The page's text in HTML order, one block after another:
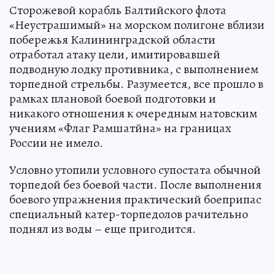
Сторожевой корабль Балтийского флота
«Неустрашимый» на морском полигоне вблизи
побережья Калининградской области
отработал атаку цели, имитировавшей
подводную лодку противника, с выполнением
торпедной стрельбы. Разумеется, все прошло в
рамках плановой боевой подготовки и
никакого отношения к очередным натовским
учениям «Флаг Рамшатйна» на границах
России не имело.
Условно утопили условного супостата обычной
торпедой без боевой части. После выполнения
боевого упражнения практический боеприпас
специальный катер-торпедолов рачительно
поднял из воды – еще пригодится.